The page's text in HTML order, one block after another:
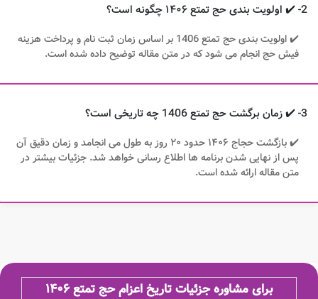
2- ✔️ اولویت بندی حج تمتع ۱۴۰۶ چگونه است؟
✔️ اولویت بندی حج تمتع 1406 بر اساس زمان ثبت نام و پرداخت هزینه
فیش حج انجام می شود که در متن مقاله توضیح داده شده است.
3- ✔️ زمان برگشت حج تمتع 1406 چه تاریخی است؟
✔️ بازگشت حجاج ۱۴۰۶ حدود ۲۰ روز به طول می انجامد و زمان دقیق آن
پس از نهایی شدن برنامه ها اطلاع رسانی خواهد شد. جزئیات بیشتر در
متن مقاله ارائه شده است.
برای مشاوره جزئیات تاریخ اعزام حج تمتع ۱۴۰۶